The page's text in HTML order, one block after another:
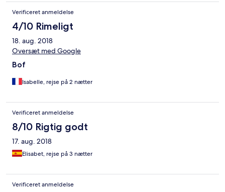
Verificeret anmeldelse
4/10 Rimeligt
18. aug. 2018
Oversæt med Google
Bof
Isabelle, rejse på 2 nætter
Verificeret anmeldelse
8/10 Rigtig godt
17. aug. 2018
Elisabet, rejse på 3 nætter
Verificeret anmeldelse